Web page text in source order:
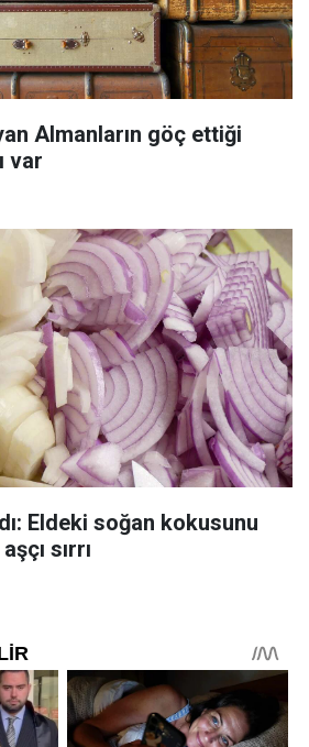
Almanların göç ettiği
var
Eldeki soğan kokusunu
sırrı